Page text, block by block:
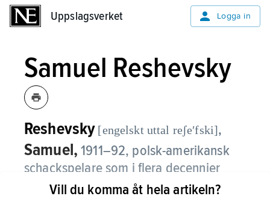
Uppslagsverket Logga in
Samuel Reshevsky
Reshevsky [engelskt uttal reʃeʹfski],
Samuel, 1911–92, polsk-amerikansk
schackspelare som i flera decennier
tillhörde världseliten.
Vill du komma åt hela artikeln?